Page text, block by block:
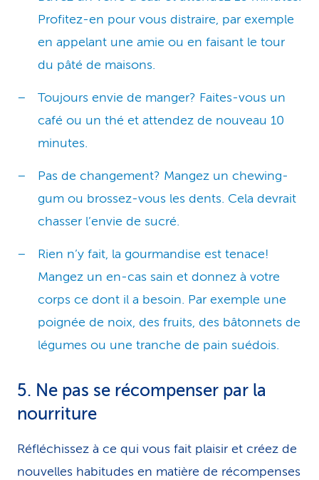
Profitez-en pour vous distraire, par exemple
en appelant une amie ou en faisant le tour
du pâté de maisons.
Toujours envie de manger? Faites-vous un
café ou un thé et attendez de nouveau 10
minutes.
Pas de changement? Mangez un chewing-
gum ou brossez-vous les dents. Cela devrait
chasser l’envie de sucré.
Rien n’y fait, la gourmandise est tenace!
Mangez un en-cas sain et donnez à votre
corps ce dont il a besoin. Par exemple une
poignée de noix, des fruits, des bâtonnets de
légumes ou une tranche de pain suédois.
5. Ne pas se récompenser par la
nourriture
Réfléchissez à ce qui vous fait plaisir et créez de
nouvelles habitudes en matière de récompenses